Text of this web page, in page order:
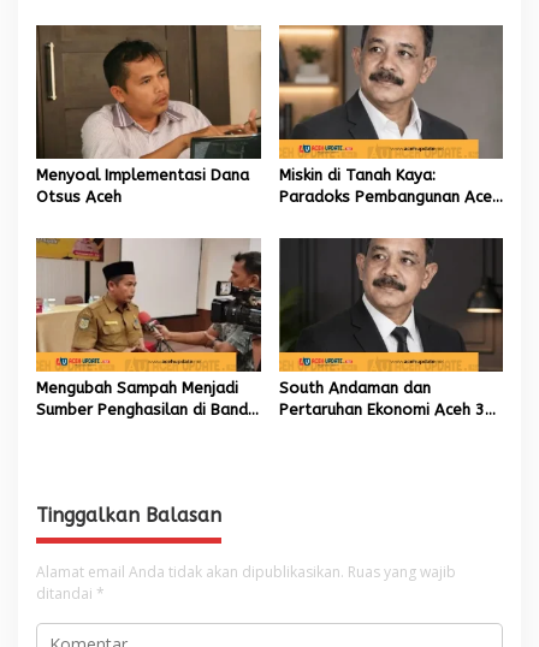
Menyoal Implementasi Dana
Otsus Aceh
Miskin di Tanah Kaya:
Paradoks Pembangunan Aceh
Mengubah Sampah Menjadi
Sumber Penghasilan di Banda
South Andaman dan
Pertaruhan Ekonomi Aceh 30
Tinggalkan Balasan
Alamat email Anda tidak akan dipublikasikan. Ruas yang wajib
ditandai *